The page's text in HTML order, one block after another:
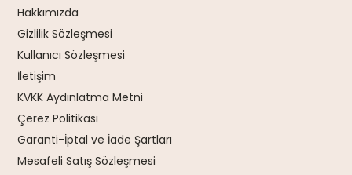
Hakkımızda
Gizlilik Sözleşmesi
Kullanıcı Sözleşmesi
İletişim
KVKK Aydınlatma Metni
Çerez Politikası
Garanti-İptal ve İade Şartları
Mesafeli Satış Sözleşmesi